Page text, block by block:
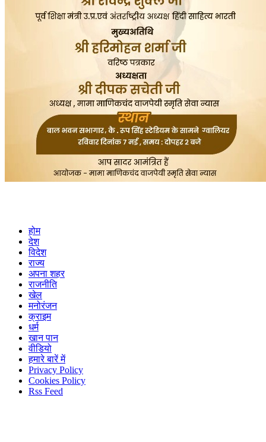
होम
देश
विदेश
राज्य
अपना शहर
राजनीति
खेल
मनोरंजन
क्राइम
धर्म
खान पान
वीडियो
हमारे बारें में
Privacy Policy
Cookies Policy
Rss Feed